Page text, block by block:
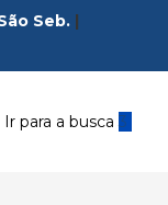
Seb. |
Ir para a busca3